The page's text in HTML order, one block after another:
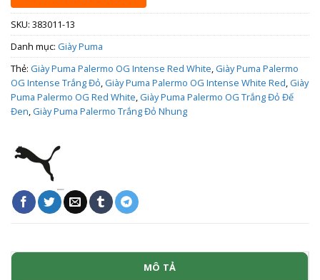
SKU: 383011-13
Danh mục: Giày Puma
Thẻ: Giày Puma Palermo OG Intense Red White, Giày Puma Palermo
OG Intense Trắng Đỏ, Giày Puma Palermo OG Intense White Red, Giày
Puma Palermo OG Red White, Giày Puma Palermo OG Trắng Đỏ Đế
Đen, Giày Puma Palermo Trắng Đỏ Nhung
MÔ TẢ